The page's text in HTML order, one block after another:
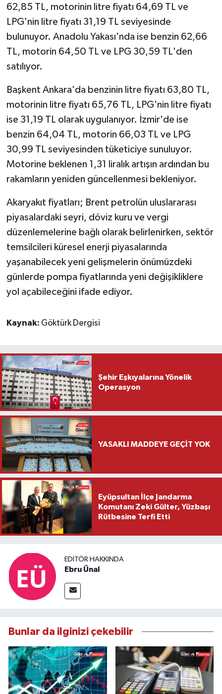
62,85 TL, motorinin litre fiyatı 64,69 TL ve
LPG'nin litre fiyatı 31,19 TL seviyesinde
bulunuyor. Anadolu Yakası'nda ise benzin 62,66
TL, motorin 64,50 TL ve LPG 30,59 TL'den
satılıyor.
Başkent Ankara'da benzinin litre fiyatı 63,80 TL,
motorinin litre fiyatı 65,76 TL, LPG'nin litre fiyatı
ise 31,19 TL olarak uygulanıyor. İzmir'de ise
benzin 64,04 TL, motorin 66,03 TL ve LPG
30,99 TL seviyesinden tüketiciye sunuluyor.
Motorine beklenen 1,31 liralık artışın ardından bu
rakamların yeniden güncellenmesi bekleniyor.
Akaryakıt fiyatları; Brent petrolün uluslararası
piyasalardaki seyri, döviz kuru ve vergi
düzenlemelerine bağlı olarak belirlenirken, sektör
temsilcileri küresel enerji piyasalarında
yaşanabilecek yeni gelişmelerin önümüzdeki
günlerde pompa fiyatlarında yeni değişikliklere
yol açabileceğini ifade ediyor.
Kaynak: Göktürk Dergisi
Şehir Eşkıyalarına Yönelik
Operasyon
YASAKLI MADDEYE GEÇİT YOK
Eyüpsultan İlçe Jandarma
Komutanı Zeki Gülter, Yüzbaşı
Rütbesine Terfi Etti
EDITÖR HAKKINDA
Ebru Ünal
Bunlar da ilginizi çekebilir